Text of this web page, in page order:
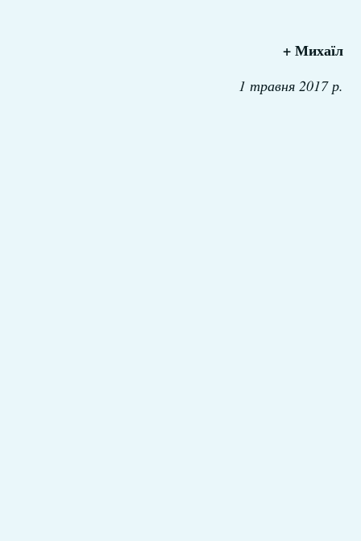
+ Михаїл
1 травня 2017 р.